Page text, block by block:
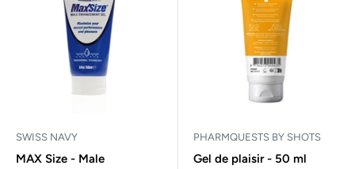
SWISS NAVY
MAX Size - Male
PHARMQUESTS BY SHOTS
Gel de plaisir - 50 ml